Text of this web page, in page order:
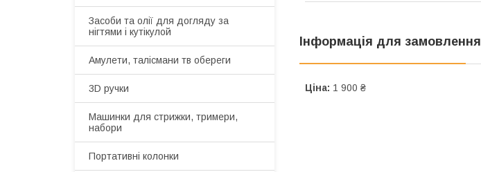
Інформація для замовлення
Ціна: 1 900 ₴
Засоби та олії для догляду за
нігтями і кутікулой
Амулети, талісмани тв обереги
3D ручки
Машинки для стрижки, тримери,
набори
Портативні колонки